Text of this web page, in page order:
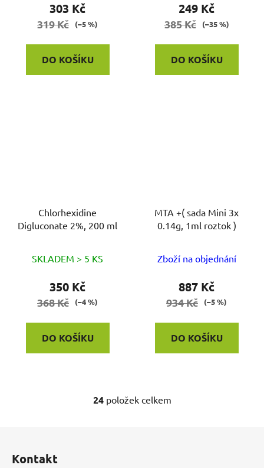
303 Kč
319 Kč (–5 %)
DO KOŠÍKU
249 Kč
385 Kč (–35 %)
DO KOŠÍKU
Chlorhexidine
Digluconate 2%, 200 ml
SKLADEM > 5 KS
350 Kč
368 Kč (–4 %)
DO KOŠÍKU
MTA +( sada Mini 3x
0.14g, 1ml roztok )
Zboží na objednání
887 Kč
934 Kč (–5 %)
DO KOŠÍKU
O
24položek celkem
Kontakt